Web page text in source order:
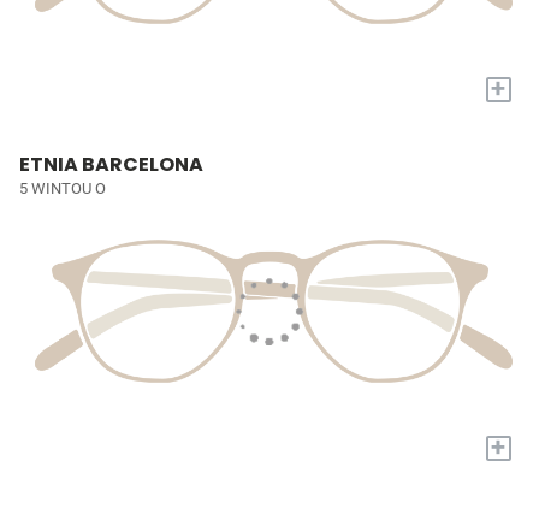
+
ETNIA BARCELONA
5 WINTOU O
+